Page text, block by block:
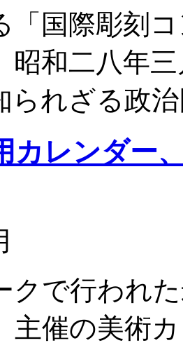
「国際彫刻
昭和二八年
られざる政
カレンダー
クで行われ
主催の美術